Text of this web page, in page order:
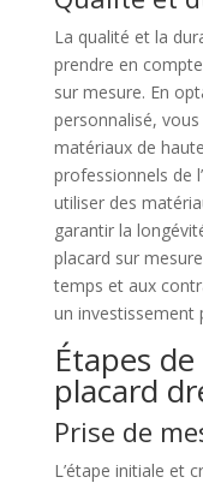
La qualité et la
prendre en compte
sur mesure. En
personnalisé, vous
matériaux de
professionnels de
utiliser des
garantir la
placard sur
temps et aux
un investissement
Étapes
placard
Prise de
L’étape initiale et